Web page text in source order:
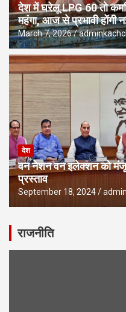
देश में घरेलू LPG 60 तो
महंगा, आज से प्रभावी होंगी
March 7, 2026
देश
वन नेशन वन इलेक्शन को
प्रस्ताव
September 18, 2024
राजनीति